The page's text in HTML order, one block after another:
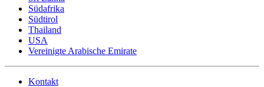
Südafrika
Südtirol
Thailand
USA
Vereinigte Arabische Emirate
Kontakt